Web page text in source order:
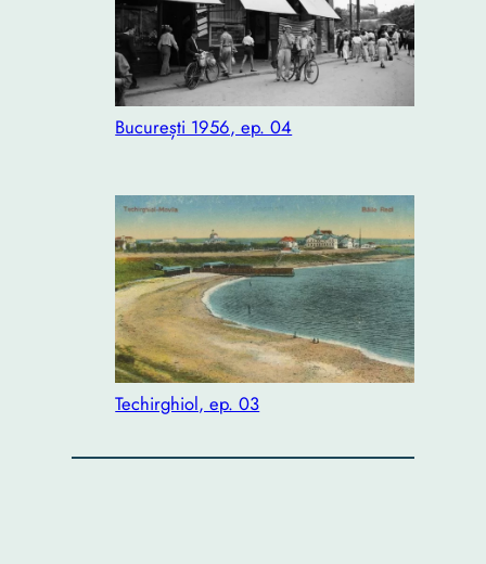
București 1956, ep. 04
Techirghiol, ep. 03